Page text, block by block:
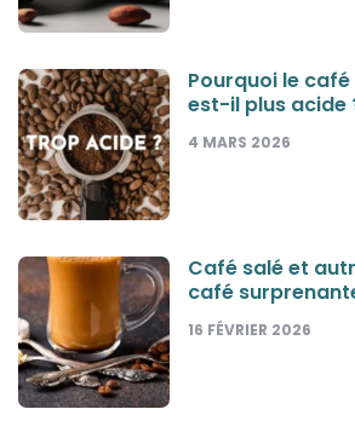
Pourquoi le
est-il plus acide
4 MARS 2026
Café salé et
café
16 FÉVRIER 2026